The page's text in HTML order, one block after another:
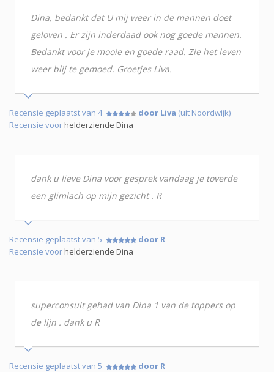
Dina, bedankt dat U mij weer in de mannen doet
geloven . Er zijn inderdaad ook nog goede mannen.
Bedankt voor je mooie en goede raad. Zie het leven
weer blij te gemoed. Groetjes Liva.
Recensie geplaatst van 4 door Liva (uit Noordwijk)
Recensie voorhelderziende Dina
dank u lieve Dina voor gesprek vandaag je toverde
een glimlach op mijn gezicht . R
Recensie geplaatst van 5
door R
Recensie voorhelderziende Dina
superconsult gehad van Dina 1 van de toppers op
de lijn . dank u R
Recensie geplaatst van 5
door R